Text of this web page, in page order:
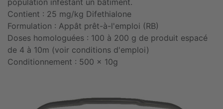
Contient : 25 mg/kg Difethialone
Formulation : Appât prêt-à-l'emploi (RB)
Doses homologuées : 100 à 200 g de produit espacé
de 4 à 10m (voir conditions d'emploi)
Conditionnement : 500 x 10g